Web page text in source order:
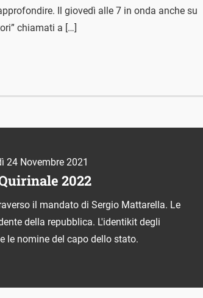
Il giovedì alle 7 in onda anche su
chiamati a […]
24 Novembre 2021
2022
il mandato di Sergio Mattarella. Le
della repubblica. L'identikit degli
le nomine del capo dello stato.